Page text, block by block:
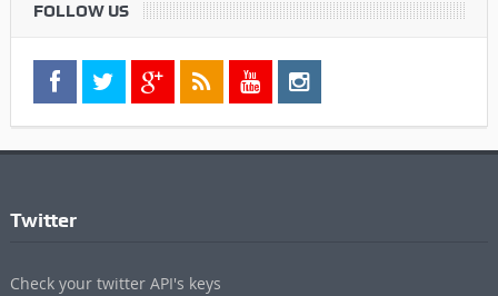
FOLLOW US
Twitter
Check your twitter API's keys